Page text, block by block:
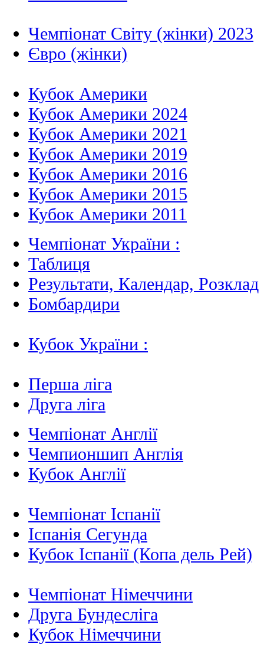
Чемпіонат Світу (жінки) 2023
Євро (жінки)
Кубок Америки
Кубок Америки 2024
Кубок Америки 2021
Кубок Америки 2019
Кубок Америки 2016
Кубок Америки 2015
Кубок Америки 2011
Чемпіонат України :
Таблиця
Результати, Календар, Poзклад
Бомбардири
Кубок України :
Перша ліга
Друга ліга
Чемпіонат Англії
Чемпионшип Англія
Кубок Англії
Чемпіонат Іспанії
Іспанія Сегунда
Кубок Іспанії (Копа дель Рей)
Чемпіонат Німеччини
Друга Бундесліга
Кубок Німеччини